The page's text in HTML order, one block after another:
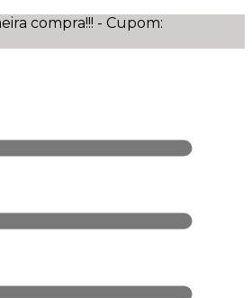
compra!!! - Cupom: